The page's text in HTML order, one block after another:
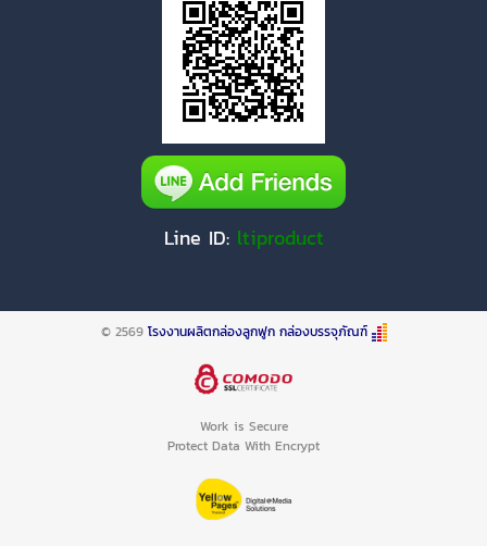
Line ID: ltiproduct
© 2569 โรงงานผลิตกล่องลูกฟูก กล่องบรรจุภัณฑ์
Work is Secure
Protect Data With Encrypt